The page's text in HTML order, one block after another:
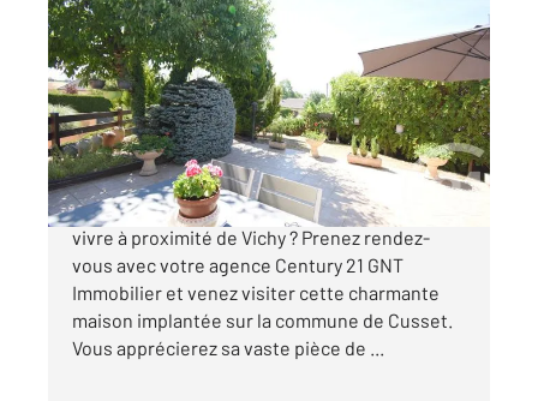
CUSSET 03
128 m2, 6 pièces
Ref : 1848
Maison à vendre
295 000 €
Vous recherchez une maison au calme, prête à
vivre à proximité de Vichy ? Prenez rendez-
vous avec votre agence Century 21 GNT
Immobilier et venez visiter cette charmante
maison implantée sur la commune de Cusset.
Vous apprécierez sa vaste pièce de ...